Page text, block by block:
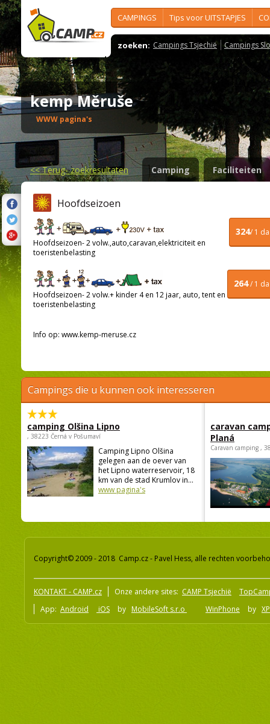
CAMPINGS Tips voor UITSTAPJES
zoeken: Campings Tsjechië Campings
kemp Měruše
WWW pagina's
<<Terug- zoekresultaten Camping Faciliteiten
Hoofdseizoen
324/ 1
Hoofdseizoen- 2 volw.,auto,caravan,elektriciteit en
toeristenbelasting
264/ 1
Hoofdseizoen- 2 volw.+ kinder 4 en 12 jaar, auto, tent en
toeristenbelasting
Info op: www.kemp-meruse.cz
Campings die u kunnen ook interesseren
camping Olšina Lipno
, 38223 Černá v Pošumaví
Camping Lipno Olšina
gelegen aan de oever van
het Lipno waterreservoir, 18
km van de stad Krumlov in...
www pagina's
caravan
Planá
Caravan camping ,
Copyright© 2009 - 2018 Camp.cz - Pavel Hess, alle rechten
KONTAKT - CAMP.cz Onze andere sites: CAMP Tsjechië
App: Android iOS by MobileSoft s.r.o WinPhone by